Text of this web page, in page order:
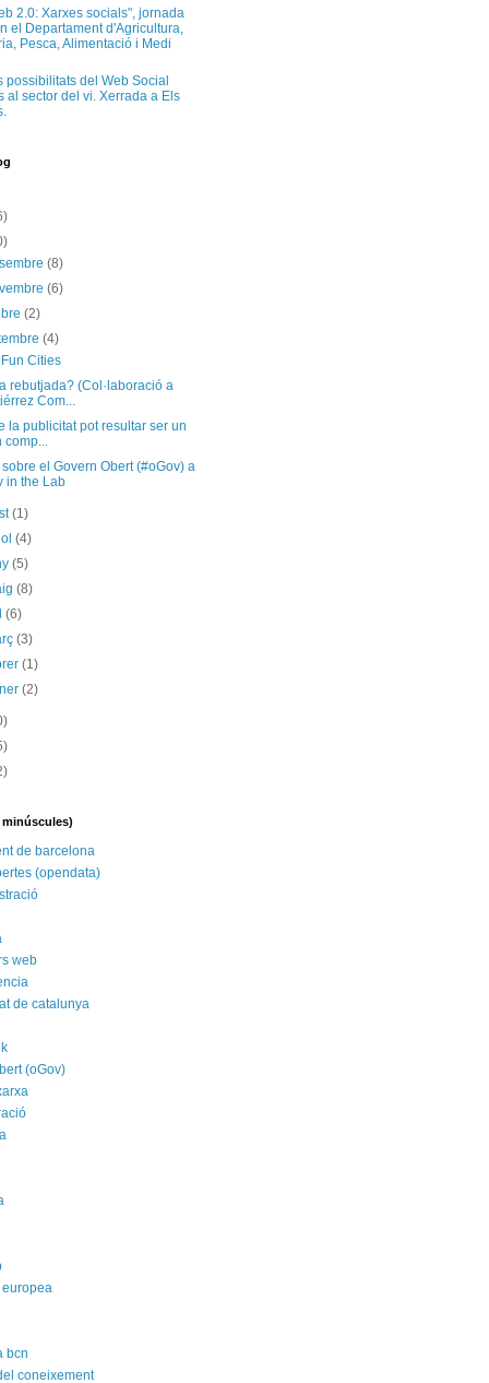
2.0: Xarxes socials", jornada
el Departament d'Agricultura,
Pesca, Alimentació i Medi
possibilitats del Web Social
al sector del vi. Xerrada a Els
(8)
(6)
(2)
(4)
Cities
rebutjada? (Col·laboració a
Com...
la publicitat pot resultar ser un
comp...
sobre el Govern Obert (#oGov) a
in the Lab
(1)
(4)
(5)
(8)
(6)
(3)
(1)
(2)
de barcelona
(opendata)
web
de catalunya
(oGov)
bcn
coneixement